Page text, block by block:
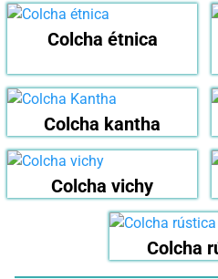
Colcha étnica
Colcha kantha
Colcha vichy
Colcha